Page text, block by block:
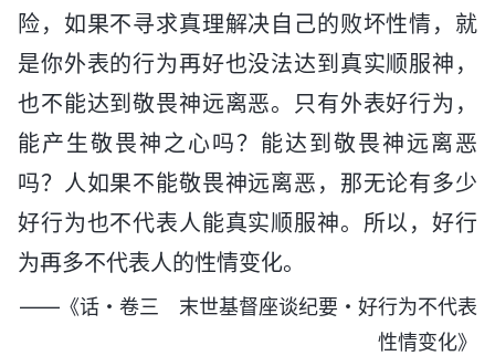
险，如果不寻求真理解决自己的败坏性情，就
是你外表的行为再好也没法达到真实顺服神，
也不能达到敬畏神远离恶。只有外表好行为，
能产生敬畏神之心吗？能达到敬畏神远离恶
吗？人如果不能敬畏神远离恶，那无论有多少
好行为也不代表人能真实顺服神。所以，好行
为再多不代表人的性情变化。
——《话・卷三 末世基督座谈纪要・好行为不代表
性情变化》